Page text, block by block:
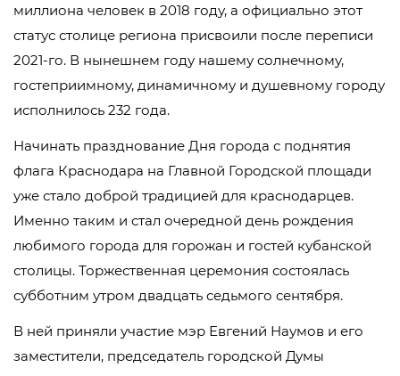
миллиона человек в 2018 году, а официально этот
статус столице региона присвоили после переписи
2021-го. В нынешнем году нашему солнечному,
гостеприимному, динамичному и душевному городу
исполнилось 232 года.
Начинать празднование Дня города с поднятия
флага Краснодара на Главной Городской площади
уже стало доброй традицией для краснодарцев.
Именно таким и стал очередной день рождения
любимого города для горожан и гостей кубанской
столицы. Торжественная церемония состоялась
субботним утром двадцать седьмого сентября.
В ней приняли участие мэр Евгений Наумов и его
заместители, председатель городской Думы